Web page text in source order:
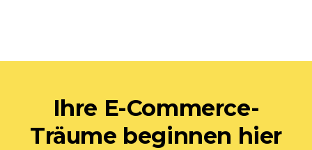
Ihre E-Commerce-
Träume beginnen hier